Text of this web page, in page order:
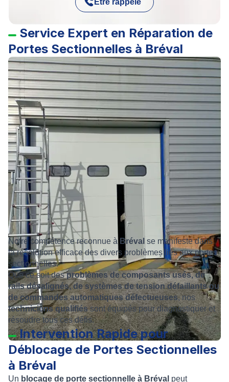
Être rappelé
Service Expert en Réparation de
Portes Sectionnelles à Bréval
Notre compétence reconnue à Bréval se manifeste dans
la résolution efficace des divers problèmes liés aux portes
sectionnelles.
Que ce soit desproblèmes de composants usés, de
rails désalignés, de systèmes de tension défaillants ou
de commandes automatiques défectueuses, nos
techniciens qualifiéssont équipés pour diagnostiquer et
résoudre tous ces défis.
Intervention Rapide pour
Déblocage de Portes Sectionnelles
à Bréval
Un blocage de porte sectionnelle à Bréval peut